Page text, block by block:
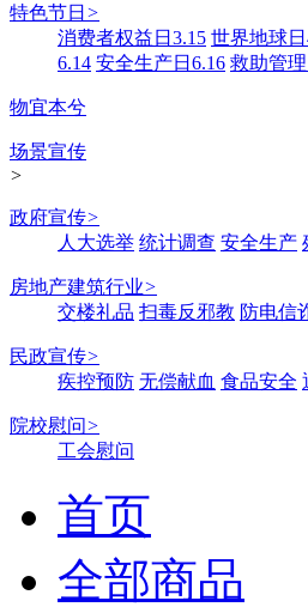
特色节日 >
消费者权益日3.15 世界地球日
6.14 安全生产日6.16 救助管
物宜本兮
场景宣传
>
政府宣传>
人大选举 统计调查 安全生产
房地产建筑行业>
交楼礼品 扫毒反邪教 防电信
民政宣传>
疾控预防 无偿献血 食品安全
院校慰问>
工会慰问
首页
全部商品